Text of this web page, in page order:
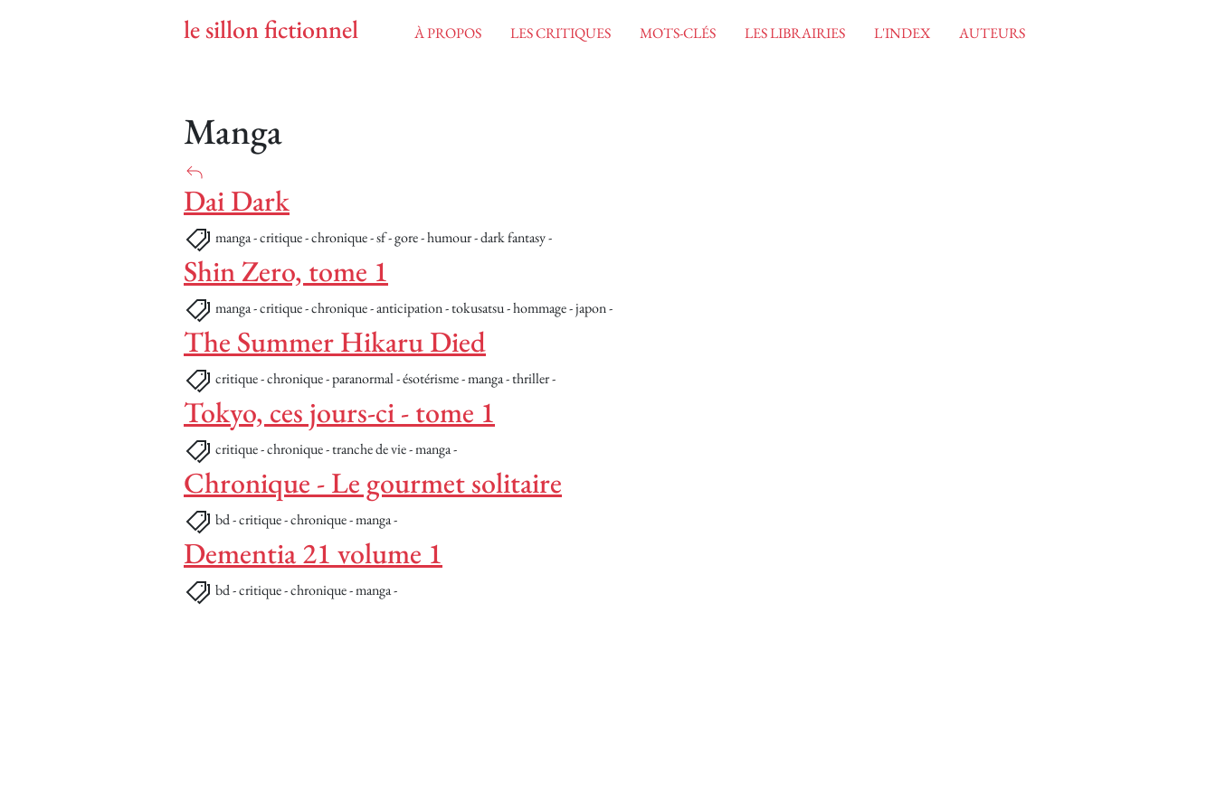
le sillon fictionnel À PROPOS LES CRITIQUES MOTS-CLÉS LES LIBRAIRIES L'INDEX AUTEURS
Manga
Dai Dark
manga - critique - chronique - sf - gore - humour - dark fantasy -
Shin Zero, tome 1
manga - critique - chronique - anticipation - tokusatsu - hommage - japon -
The Summer Hikaru Died
critique - chronique - paranormal - ésotérisme - manga - thriller -
Tokyo, ces jours-ci - tome 1
critique - chronique - tranche de vie - manga -
Chronique - Le gourmet solitaire
bd - critique - chronique - manga -
Dementia 21 volume 1
bd - critique - chronique - manga -